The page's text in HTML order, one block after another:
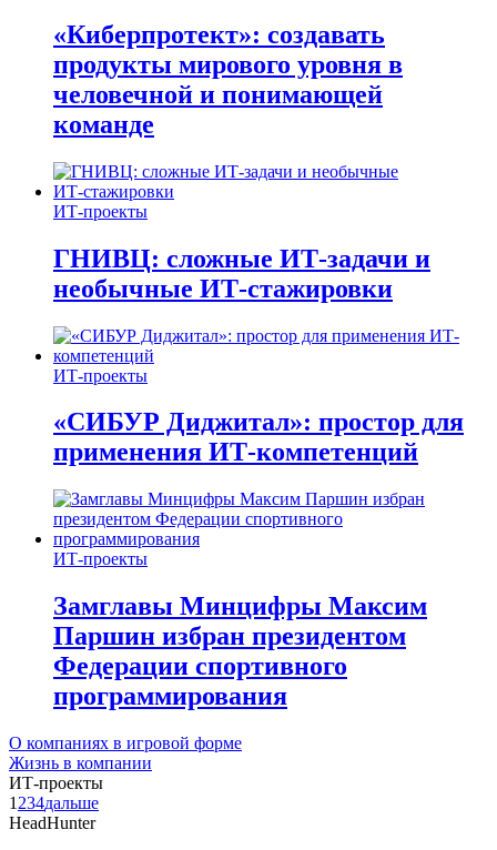
«Киберпротект»: создавать
продукты мирового уровня в
человечной и понимающей
команде
ИТ-проекты
ГНИВЦ: сложные ИТ‑задачи и
необычные ИТ‑стажировки
ИТ-проекты
«СИБУР Диджитал»: простор для
применения ИТ-компетенций
ИТ-проекты
Замглавы Минцифры Максим
Паршин избран президентом
Федерации спортивного
программирования
О компаниях в игровой форме
Жизнь в компании
ИТ-проекты
1 234дальше
HeadHunter